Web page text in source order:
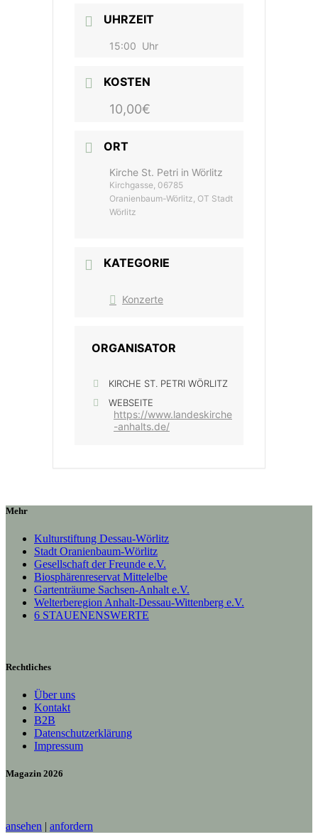
UHRZEIT
15:00 Uhr
KOSTEN
10,00€
ORT
Kirche St. Petri in Wörlitz
Kirchgasse, 06785
Oranienbaum-Wörlitz, OT Stadt
Wörlitz
KATEGORIE
Konzerte
ORGANISATOR
KIRCHE ST. PETRI WÖRLITZ
WEBSEITE
https://www.landeskirche
-anhalts.de/
Mehr
Kulturstiftung Dessau-Wörlitz
Stadt Oranienbaum-Wörlitz
Gesellschaft der Freunde e.V.
Biosphärenreservat Mittelelbe
Gartenträume Sachsen-Anhalt e.V.
Welterberegion Anhalt-Dessau-Wittenberg e.V.
6 STAUENENSWERTE
Rechtliches
Über uns
Kontakt
B2B
Datenschutzerklärung
Impressum
Magazin 2026
ansehen | anfordern